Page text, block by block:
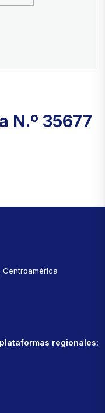
N.º 35677
Centroamérica
regionales: